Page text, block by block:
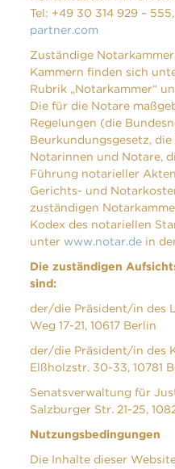
Tel: +49 30 314 929 –
partner.com
Zuständige
Kammern finden sich
Rubrik „Notarkammer“
Die für die Notare
Regelungen (die
Beurkundungsgesetz,
Notarinnen und Notare,
Führung notarieller
Gerichts- und
zuständigen
Kodex des notariellen
unter www.notar.de in
Die zuständigen
sind:
der/die Präsident/in des
Weg 17-21, 10617 Berlin
der/die Präsident/in des
Elßholzstr. 30-33, 10781
Senatsverwaltung für
Salzburger Str. 21-25,
Nutzungsbedingungen
Die Inhalte dieser